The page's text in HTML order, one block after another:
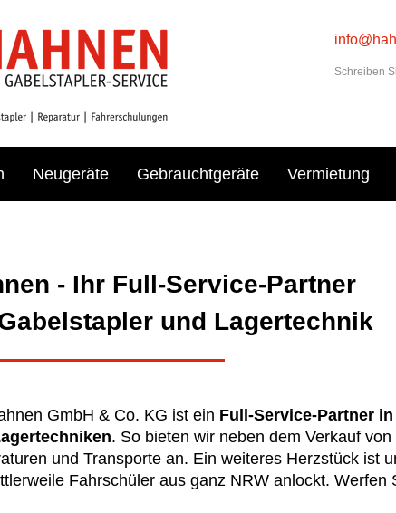
Schreiben
Neugeräte Gebrauchtgeräte Vermietung
- Ihr Full-Service-Partner
und Lagertechnik
GmbH & Co. KG ist ein Full-Service-Partner
. So bieten wir neben dem Verkauf
und Transporte an. Ein weiteres Herzstück ist
Fahrschüler aus ganz NRW anlockt.